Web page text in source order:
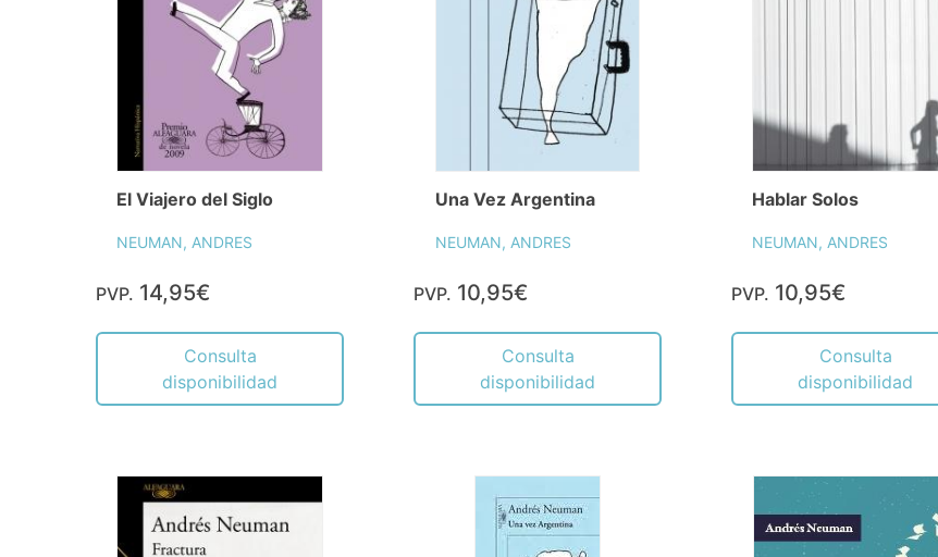
El Viajero del Siglo
NEUMAN, ANDRES
PVP. 14,95€
Consulta
disponibilidad
Una Vez Argentina
NEUMAN, ANDRES
PVP. 10,95€
Consulta
disponibilidad
Hablar Solos
NEUMAN, ANDRES
PVP. 10,95€
Consulta
disponibilidad